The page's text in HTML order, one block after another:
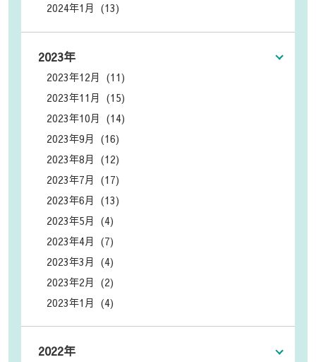
2024年1月 (13)
2023年
2023年12月 (11)
2023年11月 (15)
2023年10月 (14)
2023年9月 (16)
2023年8月 (12)
2023年7月 (17)
2023年6月 (13)
2023年5月 (4)
2023年4月 (7)
2023年3月 (4)
2023年2月 (2)
2023年1月 (4)
2022年